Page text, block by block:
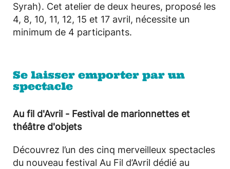
Syrah). Cet atelier de deux heures, proposé les
4, 8, 10, 11, 12, 15 et 17 avril, nécessite un
minimum de 4 participants.
Se laisser emporter par un
spectacle
Au fil d'Avril - Festival de marionnettes et
théâtre d'objets
Découvrez l’un des cinq merveilleux spectacles
du nouveau festival Au Fil d’Avril dédié au